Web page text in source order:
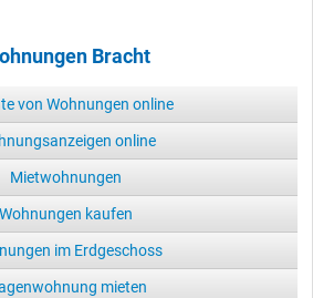
Bracht
von Wohnungen online
online
Mietwohnungen
Wohnungen kaufen
im Erdgeschoss
mieten